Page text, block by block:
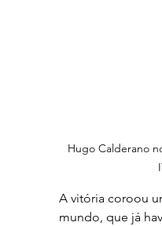
Hugo Calderano
A vitória coroou
mundo, que já